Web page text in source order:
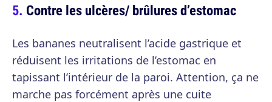
Contre les ulcères/ brûlures d’estomac
Les bananes neutralisent l’acide gastrique et
réduisent les irritations de l’estomac en
tapissant l’intérieur de la paroi. Attention, ça ne
marche pas forcément après une cuite